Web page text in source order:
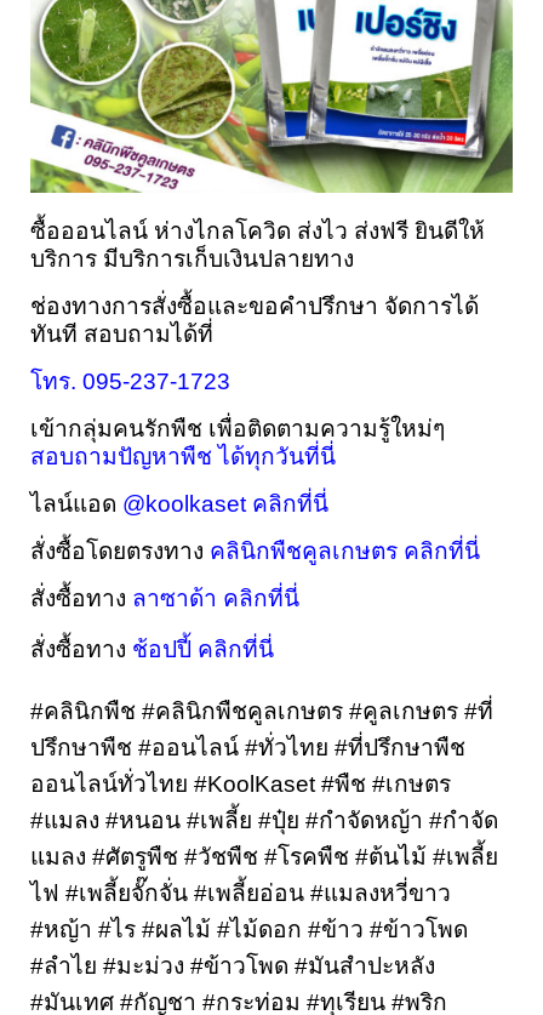
ซื้อออนไลน์ ห่างไกลโควิด ส่งไว ส่งฟรี ยินดีให้
บริการ มีบริการเก็บเงินปลายทาง
ช่องทางการสั่งซื้อและขอคำปรึกษา จัดการได้
ทันที สอบถามได้ที่
โทร. 095-237-1723
สอบถามปัญหาพืช ได้ทุกวันที่นี่
ไลน์แอด @koolkaset คลิกที่นี่
สั่งซื้อโดยตรงทาง คลินิกพืชคูลเกษตร คลิกที่นี่
สั่งซื้อทาง ลาซาด้า คลิกที่นี่
สั่งซื้อทาง ช้อปปี้ คลิกที่นี่
#คลินิกพืช #คลินิกพืชคูลเกษตร #คูลเกษตร #ที่
ปรึกษาพืช #ออนไลน์ #ทั่วไทย #ที่ปรึกษาพืช
ออนไลน์ทั่วไทย #KoolKaset #พืช #เกษตร
#แมลง #หนอน #เพลี้ย #ปุ๋ย #กำจัดหญ้า #กำจัด
แมลง #ศัตรูพืช #วัชพืช #โรคพืช #ต้นไม้ #เพลี้ย
ไฟ #เพลี้ยจั๊กจั่น #เพลี้ยอ่อน #แมลงหวี่ขาว
#หญ้า #ไร #ผลไม้ #ไม้ดอก #ข้าว #ข้าวโพด
#ลำไย #มะม่วง #ข้าวโพด #มันสำปะหลัง
#มันเทศ #กัญชา #กระท่อม #ทุเรียน #พริก